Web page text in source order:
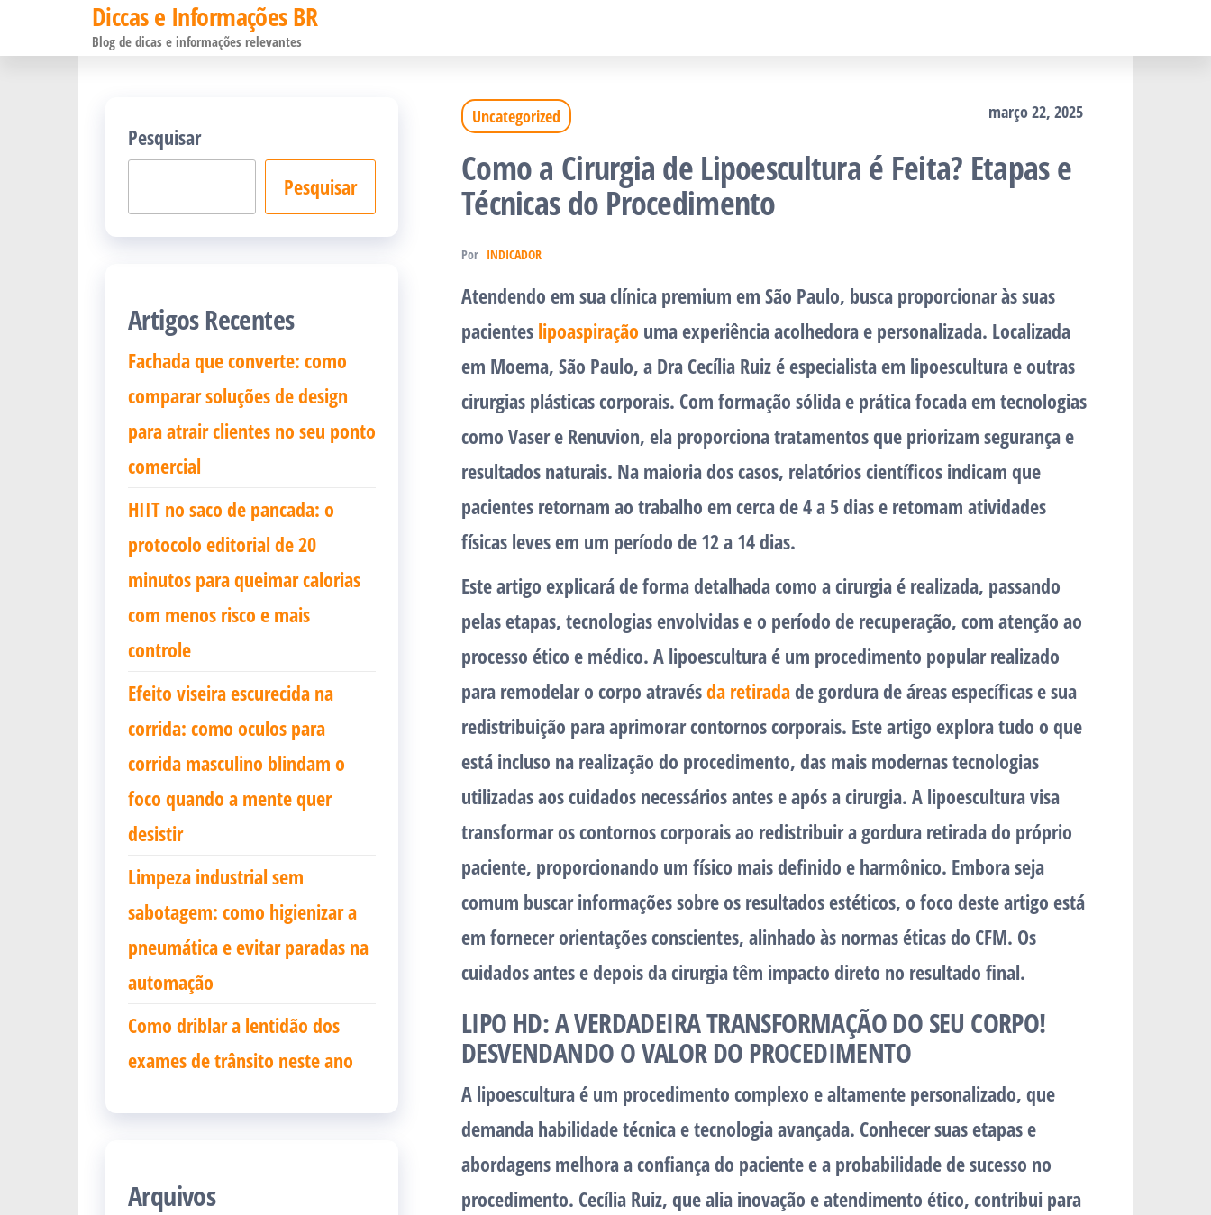
para
Diccas e Informações BR
Blog de dicas e informações relevantes
Uncategorized março 22, 2025
Como a Cirurgia de Lipoescultura é Feita? Etapas e
Técnicas do Procedimento
Por INDICADOR
Atendendo em sua clínica premium em São Paulo, busca proporcionar às suas
pacientes lipoaspiração uma experiência acolhedora e personalizada. Localizada
em Moema, São Paulo, a Dra Cecília Ruiz é especialista em lipoescultura e outras
cirurgias plásticas corporais. Com formação sólida e prática focada em tecnologias
como Vaser e Renuvion, ela proporciona tratamentos que priorizam segurança e
resultados naturais. Na maioria dos casos, relatórios científicos indicam que
pacientes retornam ao trabalho em cerca de 4 a 5 dias e retomam atividades
físicas leves em um período de 12 a 14 dias.
Este artigo explicará de forma detalhada como a cirurgia é realizada, passando
pelas etapas, tecnologias envolvidas e o período de recuperação, com atenção ao
processo ético e médico. A lipoescultura é um procedimento popular realizado
para remodelar o corpo atravésda retiradade gordura de áreas específicas e sua
redistribuição para aprimorar contornos corporais. Este artigo explora tudo o que
está incluso na realização do procedimento, das mais modernas tecnologias
utilizadas aos cuidados necessários antes e após a cirurgia. A lipoescultura visa
transformar os contornos corporais ao redistribuir a gordura retirada do próprio
paciente, proporcionando um físico mais definido e harmônico. Embora seja
comum buscar informações sobre os resultados estéticos, o foco deste artigo está
em fornecer orientações conscientes, alinhado às normas éticas do CFM. Os
cuidados antes e depois da cirurgia têm impacto direto no resultado final.
LIPO HD: A VERDADEIRA TRANSFORMAÇÃO DO SEU CORPO!
DESVENDANDO O VALOR DO PROCEDIMENTO
A lipoescultura é um procedimento complexo e altamente personalizado, que
demanda habilidade técnica e tecnologia avançada. Conhecer suas etapas e
abordagens melhora a confiança do paciente e a probabilidade de sucesso no
procedimento. Cecília Ruiz, que alia inovação e atendimento ético, contribui para
Pesquisar
Pesquisar
Artigos Recentes
Fachada que converte: como
comparar soluções de design
para atrair clientes no seu ponto
comercial
HIIT no saco de pancada: o
protocolo editorial de 20
minutos para queimar calorias
com menos risco e mais
controle
Efeito viseira escurecida na
corrida: como oculos para
corrida masculino blindam o
foco quando a mente quer
desistir
Limpeza industrial sem
sabotagem: como higienizar a
pneumática e evitar paradas na
automação
Como driblar a lentidão dos
exames de trânsito neste ano
Arquivos